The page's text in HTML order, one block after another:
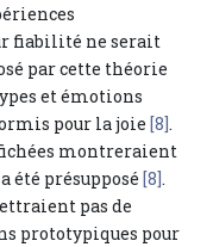
fiabilité ne serait
par cette théorie
et émotions
pour la joie[8].
montreraient
été présupposé[8].
pas de
prototypiques pour